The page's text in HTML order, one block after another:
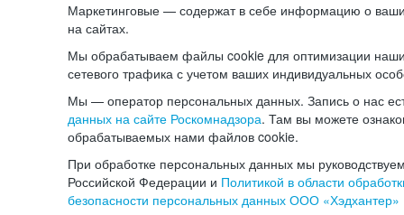
Маркетинговые — содержат в себе информацию о
на сайтах.
Мы обрабатываем файлы cookie для оптимизации
сетевого трафика с учетом ваших индивидуальных
Мы — оператор персональных данных. Запись о нас
данных на сайте Роскомнадзора. Там вы можете
обрабатываемых нами файлов cookie.
При обработке персональных данных мы
Российской Федерации и Политикой в области
безопасности персональных данных ООО «Хэдхантер»